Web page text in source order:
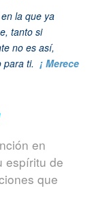
la que ya
tanto si
no es así,
para ti. ¡ Merece
en
espíritu de
que